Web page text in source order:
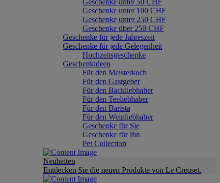
Geschenke unter 50 CHF
Geschenke unter 100 CHF
Geschenke unter 250 CHF
Geschenke über 250 CHF
Geschenke für jede Jahreszeit
Geschenke für jede Gelegenheit
Hochzeitsgeschenke
Geschenkideen
Für den Meisterkoch
Für den Gastgeber
Für den Backliebhaber
Für den Teeliebhaber
Für den Barista
Für den Weinliebhaber
Geschenke für Sie
Geschenke für Ihn
Pet Collection
Neuheiten
Entdecken Sie die neuen Produkte von Le Creuset.